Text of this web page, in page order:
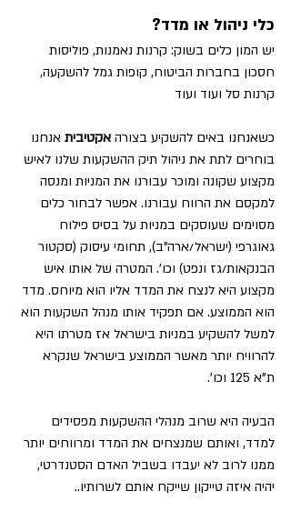
כלי ניהול או מדד?
יש המון כלים בשוק: קרנות נאמנות, פוליסות
חסכון בחברות הביטוח, קופות גמל להשקעה,
קרנות סל ועוד ועוד
כשאנחנו באים להשקיע בצורה אקטיבית אנחנו
בוחרים לתת את ניהול תיק ההשקעות שלנו לאיש
מקצוע שקונה ומוכר עבורנו את המניות ומנסה
למקסם את הרווח עבורנו. אפשר לבחור כלים
מסוימים שעוסקים במניות על בסיס פילוח
גאוגרפי (ישראל/ארה"ב), תחומי עיסוק (סקטור
הבנקאות/גז ונפט) וכו'. המטרה של אותו איש
מקצוע היא לנצח את המדד אליו הוא מיוחס. מדד
הוא הממוצע. אם תפקיד אותו מנהל השקעות הוא
למשל להשקיע במניות בישראל אז מטרתו היא
להרוויח יותר מאשר הממוצע בישראל שנקרא
ת"א 125 וכו'.
הבעיה היא שרוב מנהלי ההשקעות מפסידים
למדד, ואותם שמנצחים את המדד ומרווחים יותר
ממנו לרוב לא יעבדו בשביל האדם הסטנדרטי,
יהיה איזה טייקון שייקח אותם לשרותיו..